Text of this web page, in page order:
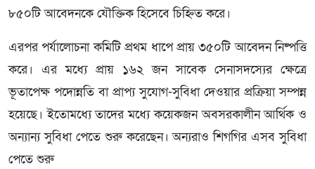
৮৫০টি আবেদনকে যৌক্তিক হিসেবে চিহ্নিত করে।
এরপর পর্যালোচনা কমিটি প্রথম ধাপে প্রায় ৩৫০টি আবেদন নিষ্পত্তি
করে। এর মধ্যে প্রায় ১৬২ জন সাবেক সেনাসদস্যের ক্ষেত্রে
ভূতাপেক্ষ পদোন্নতি বা প্রাপ্য সুযোগ-সুবিধা দেওয়ার প্রক্রিয়া সম্পন্ন
হয়েছে। ইতোমধ্যে তাদের মধ্যে কয়েকজন অবসরকালীন আর্থিক ও
অন্যান্য সুবিধা পেতে শুরু করেছেন। অন্যরাও শিগগির এসব সুবিধা
পেতে শুরু